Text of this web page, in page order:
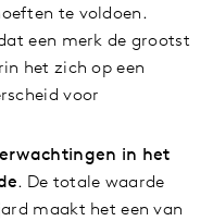
te voldoen.
een merk de grootst
het zich op een
voor
in het
. De totale waarde
maakt het een van